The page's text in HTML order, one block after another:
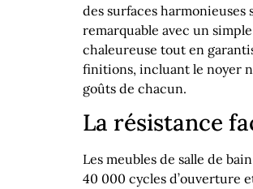
des surfaces
remarquable avec un
chaleureuse tout en
finitions, incluant le noyer
goûts de chacun.
La résistance
Les meubles de salle de
40 000 cycles d’ouverture